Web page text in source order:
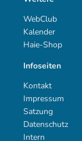
WebClub
Kalender
Haie-Shop
Infoseiten
Kontakt
Impressum
Satzung
Datenschutz
Intern